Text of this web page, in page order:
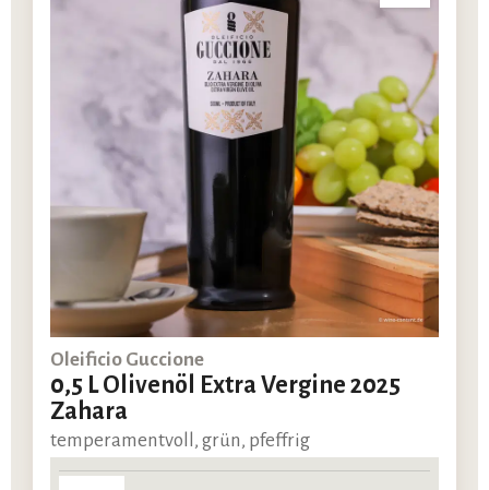
Oleificio Guccione
0,5 L Olivenöl Extra Vergine 2025
Zahara
temperamentvoll, grün, pfeffrig